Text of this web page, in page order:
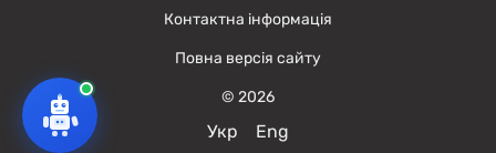
Контактна інформація
Повна версія сайту
© 2026
Укр Eng